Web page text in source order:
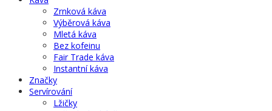
Zrnková káva
Výběrová káva
Mletá káva
Bez kofeinu
Fair Trade káva
Instantní káva
Značky
Servírování
Lžičky